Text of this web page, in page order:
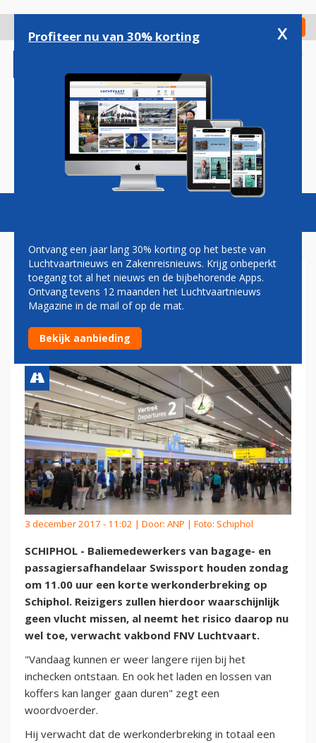
gaan
Check in
Magazine Podcasts Vacatures
BALIEMEDEWERKERS
SWISSPORT LEGGEN WERK
NEER
3 december 2017 - 11:02 | Door: ANP | Foto: Schiphol
SCHIPHOL - Baliemedewerkers van bagage- en
passagiersafhandelaar Swissport houden zondag
om 11.00 uur een korte werkonderbreking op
Schiphol. Reizigers zullen hierdoor waarschijnlijk
geen vlucht missen, al neemt het risico daarop nu
wel toe, verwacht vakbond FNV Luchtvaart.
"Vandaag kunnen er weer langere rijen bij het
inchecken ontstaan. En ook het laden en lossen van
koffers kan langer gaan duren" zegt een
woordvoerder.
Hij verwacht dat de werkonderbreking in totaal een
Profiteer nu van 30% korting x
Ontvang een jaar lang 30% korting op het beste van
Luchtvaartnieuws en Zakenreisnieuws. Krijg onbeperkt
toegang tot al het nieuws en de bijbehorende Apps.
Ontvang tevens 12 maanden het Luchtvaartnieuws
Magazine in de mail of op de mat.
Bekijk aanbieding